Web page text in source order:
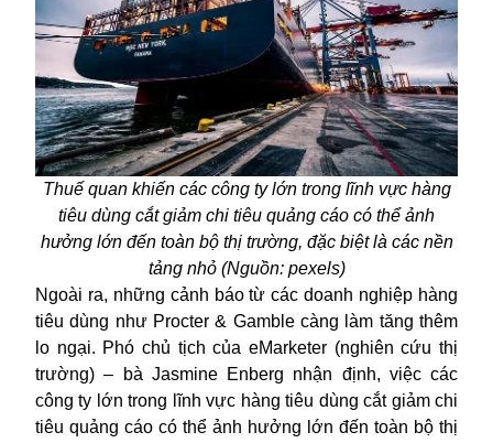
Thuế quan khiến các công ty lớn trong lĩnh vực hàng
tiêu dùng cắt giảm chi tiêu quảng cáo có thể ảnh
hưởng lớn đến toàn bộ thị trường, đặc biệt là các nền
tảng nhỏ (Nguồn: pexels)
Ngoài ra, những cảnh báo từ các doanh nghiệp hàng
tiêu dùng như Procter & Gamble càng làm tăng thêm
lo ngại. Phó chủ tịch của eMarketer (nghiên cứu thị
trường) – bà Jasmine Enberg nhận định, việc các
công ty lớn trong lĩnh vực hàng tiêu dùng cắt giảm chi
tiêu quảng cáo có thể ảnh hưởng lớn đến toàn bộ thị